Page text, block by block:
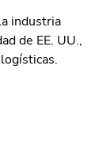
industria
de EE. UU.,